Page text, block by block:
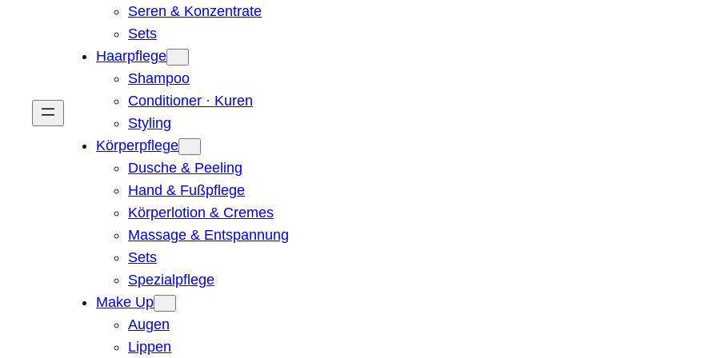
Seren & Konzentrate
Sets
Haarpflege
Shampoo
Conditioner · Kuren
Styling
Körperpflege
Dusche & Peeling
Hand & Fußpflege
Körperlotion & Cremes
Massage & Entspannung
Sets
Spezialpflege
Make Up
Augen
Lippen